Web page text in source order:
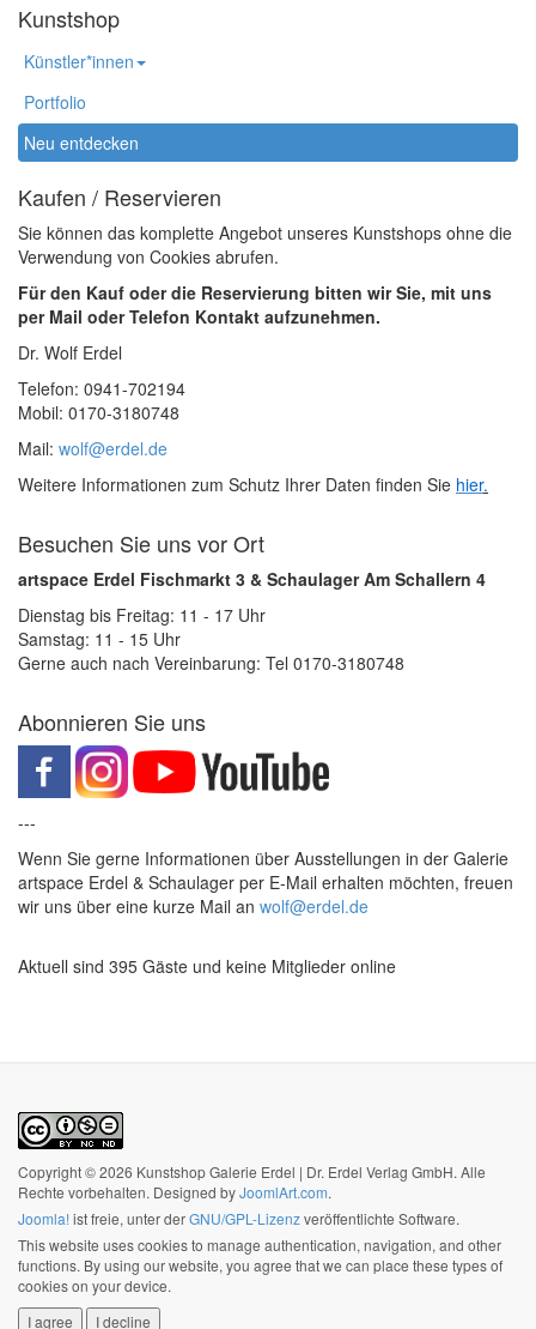
Kunstshop
Künstler*innen
Portfolio
Neu entdecken
Kaufen / Reservieren
Sie können das komplette Angebot unseres Kunstshops ohne die
Verwendung von Cookies abrufen.
Für den Kauf oder die Reservierung bitten wir Sie, mit uns
per Mail oder Telefon Kontakt aufzunehmen.
Dr. Wolf Erdel
Telefon: 0941-702194
Mobil: 0170-3180748
Mail: wolf@erdel.de
Weitere Informationen zum Schutz Ihrer Daten finden Sie hier.
Besuchen Sie uns vor Ort
artspace Erdel Fischmarkt 3 & Schaulager Am Schallern 4
Dienstag bis Freitag: 11 - 17 Uhr
Samstag: 11 - 15 Uhr
Gerne auch nach Vereinbarung: Tel 0170-3180748
Abonnieren Sie uns
---
Wenn Sie gerne Informationen über Ausstellungen in der Galerie
artspace Erdel & Schaulager per E-Mail erhalten möchten, freuen
wir uns über eine kurze Mail an wolf@erdel.de
Aktuell sind 395 Gäste und keine Mitglieder online
Copyright © 2026 Kunstshop Galerie Erdel | Dr. Erdel Verlag GmbH. Alle
Rechte vorbehalten. Designed byJoomlArt.com.
Joomla!ist freie, unter derGNU/GPL-Lizenzveröffentlichte Software.
This website uses cookies to manage authentication, navigation, and other
functions. By using our website, you agree that we can place these types of
cookies on your device.
I agree
I decline